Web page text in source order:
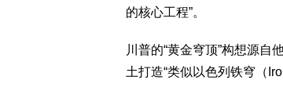
的核心工程”。
川普的“黄金穹顶”构想源
土打造“类似以色列铁穹（